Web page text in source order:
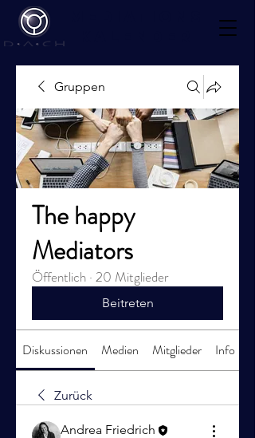
Gruppen
The happy
Mediators
Öffentlich · 20 Mitglieder
Beitreten
Diskussionen Medien Mitglieder Info
Zurück
Andrea Friedrich